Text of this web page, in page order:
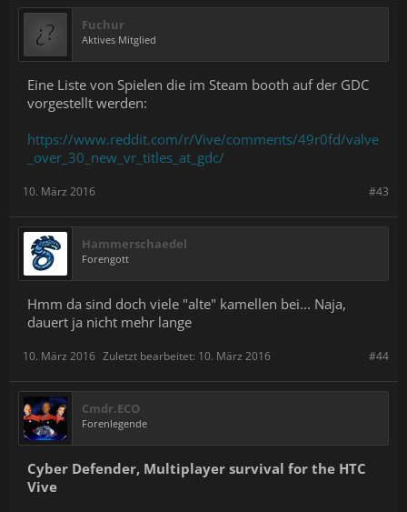
Fuchur
Aktives Mitglied
Eine Liste von Spielen die im Steam booth auf der GDC
vorgestellt werden:
https://www.reddit.com/r/Vive/comments/49r0fd/valve
_over_30_new_vr_titles_at_gdc/
#43
10. März 2016
Hammerschaedel
Forengott
Hmm da sind doch viele "alte" kamellen bei... Naja,
dauert ja nicht mehr lange
#44
10. März 2016 Zuletzt bearbeitet: 10. März 2016
Cmdr.ECO
Forenlegende
Cyber Defender, Multiplayer survival for the HTC
Vive